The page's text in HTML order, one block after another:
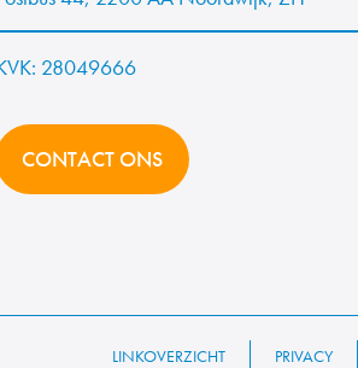
28049666
CONTACT ONS
LINKOVERZICHT PRIVACY